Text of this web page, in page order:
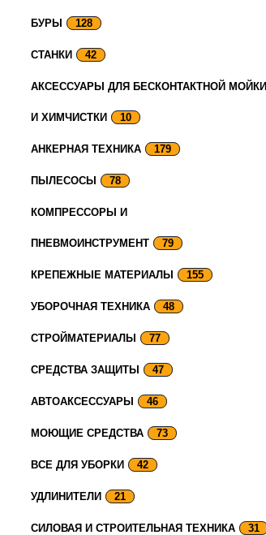
БУРЫ 128
СТАНКИ 42
АКСЕССУАРЫ ДЛЯ БЕСКОНТАКТНОЙ МОЙКИ
И ХИМЧИСТКИ 10
АНКЕРНАЯ ТЕХНИКА 179
ПЫЛЕСОСЫ 78
КОМПРЕССОРЫ И
ПНЕВМОИНСТРУМЕНТ 79
КРЕПЕЖНЫЕ МАТЕРИАЛЫ 155
УБОРОЧНАЯ ТЕХНИКА 48
СТРОЙМАТЕРИАЛЫ 77
СРЕДСТВА ЗАЩИТЫ 47
АВТОАКСЕССУАРЫ 46
МОЮЩИЕ СРЕДСТВА 73
ВСЕ ДЛЯ УБОРКИ 42
УДЛИНИТЕЛИ 21
СИЛОВАЯ И СТРОИТЕЛЬНАЯ ТЕХНИКА 31